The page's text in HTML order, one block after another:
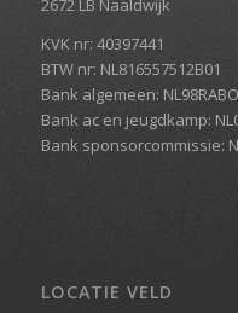
2672 LB Naaldwijk
KVK nr: 40397441
BTW nr: NL816557512B01
Bank algemeen:
Bank ac en jeugdkamp:
Bank sponsorcommissie:
LOCATIE VELD